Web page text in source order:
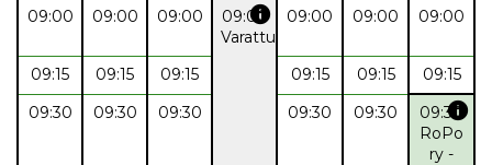
09:00
09:00 09:00 09:00
info
Varattu
09:00 09:00 09:00
09:15 09:15 09:15 09:15 09:15
09:15
09:30
09:30 09:30 09:30 09:30 09:30info
RoPo
ry -